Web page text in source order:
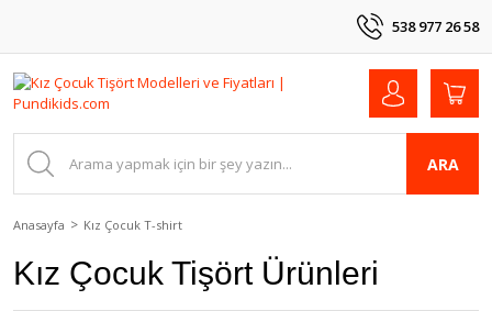
538 977 26 58
ARA
Anasayfa Kız Çocuk T-shirt
Kız Çocuk Tişört Ürünleri